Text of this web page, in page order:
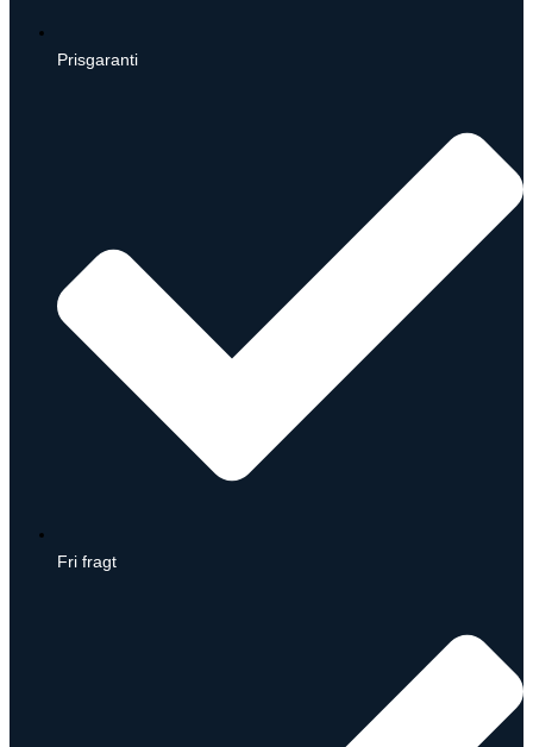
Prisgaranti
Fri fragt